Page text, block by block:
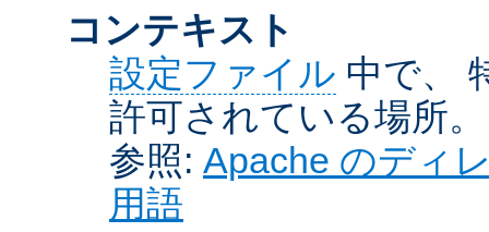
コンテキスト
設定ファイル 中で、
許可されている場所。
参照: Apache のディ
用語